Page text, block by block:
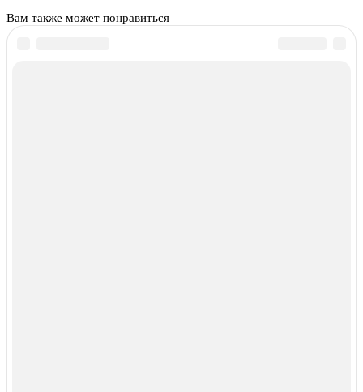
Вам также может понравиться